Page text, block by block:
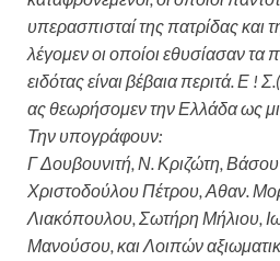
υπερασπισταί της πατρίδας και
λέγομεν οι οποίοι εθυσίασαν τα
ειδότας είναι βέβαια περιτά. Ε !
ας θεωρήσομεν την Ελλάδα ως
Την υπογράφουν:
Γ Δουβουνιτή, Ν. Κριζώτη,
Χριστοδούλου Πέτρου, Αθαν.
Λιακόπουλου, Σωτήρη Μήλιου,
Μανούσου, και Λοιπών